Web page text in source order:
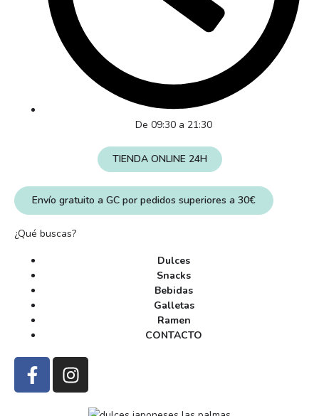
¿Qué buscas?
Dulces
Snacks
Bebidas
Galletas
Ramen
CONTACTO
De 09:30 a 21:30
TIENDA ONLINE 24H
Envío gratuito a GC por pedidos superiores a 30€